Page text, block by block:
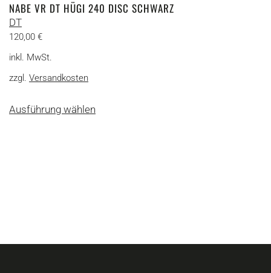
NABE VR DT HÜGI 240 DISC SCHWARZ
DT
120,00 €
inkl. MwSt.
zzgl. Versandkosten
Ausführung wählenProdukt
der